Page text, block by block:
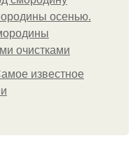
осенью.
очистками
известное